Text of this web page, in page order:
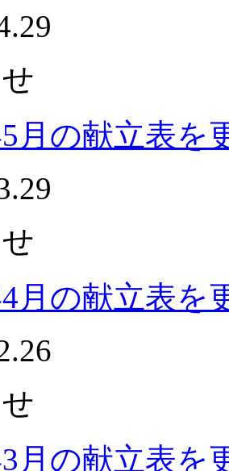
月の献立表を
月の献立表を
月の献立表を